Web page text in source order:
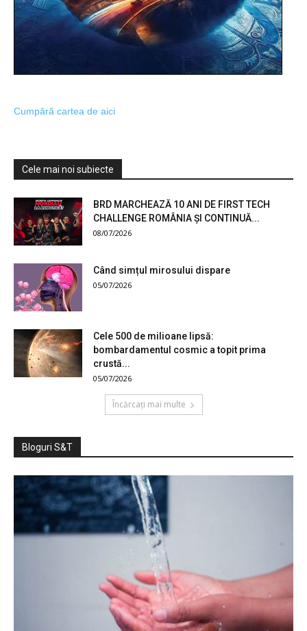
Cumpără cartea de aici
Cele mai noi subiecte
BRD MARCHEAZĂ 10 ANI DE FIRST TECH
CHALLENGE ROMÂNIA ȘI CONTINUĂ...
08/07/2026
Când simțul mirosului dispare
05/07/2026
Cele 500 de milioane lipsă:
bombardamentul cosmic a topit prima
crustă...
05/07/2026
Încărcați mai multe
Bloguri S&T